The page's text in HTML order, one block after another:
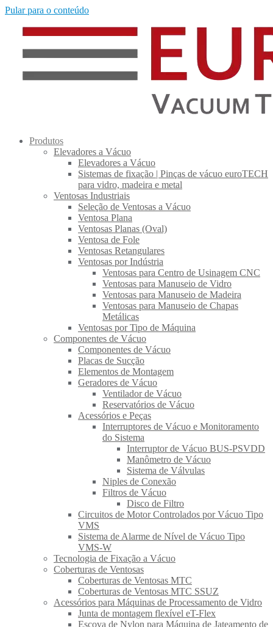
Pular para o conteúdo
Produtos
Elevadores a Vácuo
Elevadores a Vácuo
Sistemas de fixação | Pinças de vácuo euroTECH
para vidro, madeira e metal
Ventosas Industriais
Seleção de Ventosas a Vácuo
Ventosa Plana
Ventosas Planas (Oval)
Ventosa de Fole
Ventosas Retangulares
Ventosas por Indústria
Ventosas para Centro de Usinagem CNC
Ventosas para Manuseio de Vidro
Ventosas para Manuseio de Madeira
Ventosas para Manuseio de Chapas
Metálicas
Ventosas por Tipo de Máquina
Componentes de Vácuo
Componentes de Vácuo
Placas de Sucção
Elementos de Montagem
Geradores de Vácuo
Ventilador de Vácuo
Reservatórios de Vácuo
Acessórios e Peças
Interruptores de Vácuo e Monitoramento
do Sistema
Interruptor de Vácuo BUS-PSVDD
Manômetro de Vácuo
Sistema de Válvulas
Niples de Conexão
Filtros de Vácuo
Disco de Filtro
Circuitos de Motor Controlados por Vácuo Tipo
VMS
Sistema de Alarme de Nível de Vácuo Tipo
VMS-W
Tecnologia de Fixação a Vácuo
Coberturas de Ventosas
Coberturas de Ventosas MTC
Coberturas de Ventosas MTC SSUZ
Acessórios para Máquinas de Processamento de Vidro
Junta de montagem flexível eT-Flex
Escova de Nylon para Máquina de Jateamento de